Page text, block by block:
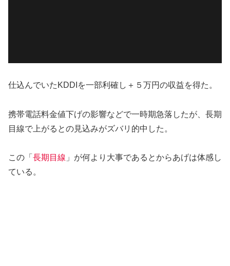
仕込んでいたKDDIを一部利確し＋５万円の収益を得た。
携帯電話料金値下げの影響などで一時期急落したが、長期
目線で上がるとの見込みがズバリ的中した。
この「 長期目線 」が何より大事であるとからあげは体感し
ている。